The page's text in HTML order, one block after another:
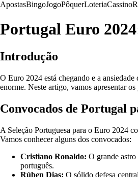
ApostasBingoJogoPôquerLoteriaCassino
Portugal Euro
Introdução
O Euro 2024 está chegando e a
enorme. Neste artigo, vamos apresentar
Convocados de Portugal
A Seleção Portuguesa para o Euro 2024
Vamos conhecer alguns dos convocados:
Cristiano Ronaldo: O grande
português.
Rúben Dias: O sólido defesa